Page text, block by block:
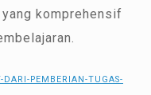
komprehensif
PEMBERIAN-TUGAS-